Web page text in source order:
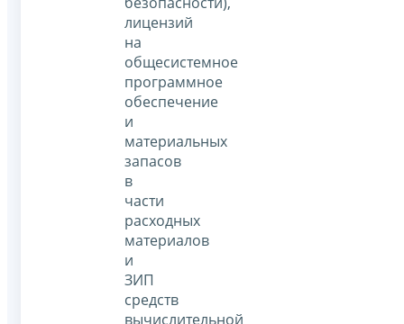
лицензий
на
общесистемное
программное
обеспечение
и
материальных
запасов
в
части
расходных
материалов
и
ЗИП
средств
вычислительной